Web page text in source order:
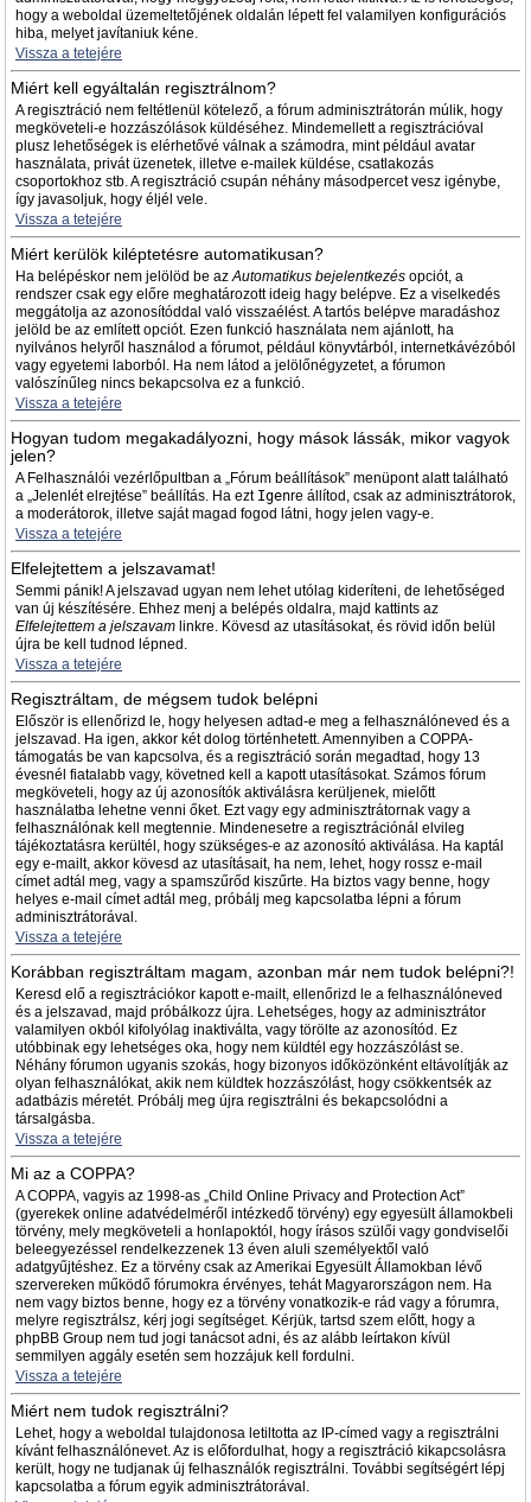
hogy a weboldal üzemeltetőjének oldalán lépett fel valamilyen konfigurációs
hiba, melyet javítaniuk kéne.
Vissza a tetejére
Miért kell egyáltalán regisztrálnom?
A regisztráció nem feltétlenül kötelező, a fórum adminisztrátorán múlik, hogy
megköveteli-e hozzászólások küldéséhez. Mindemellett a regisztrációval
plusz lehetőségek is elérhetővé válnak a számodra, mint például avatar
használata, privát üzenetek, illetve e-mailek küldése, csatlakozás
csoportokhoz stb. A regisztráció csupán néhány másodpercet vesz igénybe,
így javasoljuk, hogy éljél vele.
Vissza a tetejére
Miért kerülök kiléptetésre automatikusan?
Ha belépéskor nem jelölöd be azAutomatikus bejelentkezés opciót, a
rendszer csak egy előre meghatározott ideig hagy belépve. Ez a viselkedés
meggátolja az azonosítóddal való visszaélést. A tartós belépve maradáshoz
jelöld be az említett opciót. Ezen funkció használata nem ajánlott, ha
nyilvános helyről használod a fórumot, például könyvtárból, internetkávézóból
vagy egyetemi laborból. Ha nem látod a jelölőnégyzetet, a fórumon
valószínűleg nincs bekapcsolva ez a funkció.
Vissza a tetejére
Hogyan tudom megakadályozni, hogy mások lássák, mikor vagyok
jelen?
A Felhasználói vezérlőpultban a „Fórum beállítások” menüpont alatt található
a „Jelenlét elrejtése” beállítás. Ha ezt Igenre állítod, csak az adminisztrátorok,
a moderátorok, illetve saját magad fogod látni, hogy jelen vagy-e.
Vissza a tetejére
Elfelejtettem a jelszavamat!
Semmi pánik! A jelszavad ugyan nem lehet utólag kideríteni, de lehetőséged
van új készítésére. Ehhez menj a belépés oldalra, majd kattints az
Elfelejtettem a jelszavam linkre. Kövesd az utasításokat, és rövid időn belül
újra be kell tudnod lépned.
Vissza a tetejére
Regisztráltam, de mégsem tudok belépni
Először is ellenőrizd le, hogy helyesen adtad-e meg a felhasználóneved és a
jelszavad. Ha igen, akkor két dolog történhetett. Amennyiben a COPPA-
támogatás be van kapcsolva, és a regisztráció során megadtad, hogy 13
évesnél fiatalabb vagy, követned kell a kapott utasításokat. Számos fórum
megköveteli, hogy az új azonosítók aktiválásra kerüljenek, mielőtt
használatba lehetne venni őket. Ezt vagy egy adminisztrátornak vagy a
felhasználónak kell megtennie. Mindenesetre a regisztrációnál elvileg
tájékoztatásra kerültél, hogy szükséges-e az azonosító aktiválása. Ha kaptál
egy e-mailt, akkor kövesd az utasításait, ha nem, lehet, hogy rossz e-mail
címet adtál meg, vagy a spamszűrőd kiszűrte. Ha biztos vagy benne, hogy
helyes e-mail címet adtál meg, próbálj meg kapcsolatba lépni a fórum
adminisztrátorával.
Vissza a tetejére
Korábban regisztráltam magam, azonban már nem tudok belépni?!
Keresd elő a regisztrációkor kapott e-mailt, ellenőrizd le a felhasználóneved
és a jelszavad, majd próbálkozz újra. Lehetséges, hogy az adminisztrátor
valamilyen okból kifolyólag inaktiválta, vagy törölte az azonosítód. Ez
utóbbinak egy lehetséges oka, hogy nem küldtél egy hozzászólást se.
Néhány fórumon ugyanis szokás, hogy bizonyos időközönként eltávolítják az
olyan felhasználókat, akik nem küldtek hozzászólást, hogy csökkentsék az
adatbázis méretét. Próbálj meg újra regisztrálni és bekapcsolódni a
társalgásba.
Vissza a tetejére
Mi az a COPPA?
A COPPA, vagyis az 1998-as „Child Online Privacy and Protection Act”
(gyerekek online adatvédelméről intézkedő törvény) egy egyesült államokbeli
törvény, mely megköveteli a honlapoktól, hogy írásos szülői vagy gondviselői
beleegyezéssel rendelkezzenek 13 éven aluli személyektől való
adatgyűjtéshez. Ez a törvény csak az Amerikai Egyesült Államokban lévő
szervereken működő fórumokra érvényes, tehát Magyarországon nem. Ha
nem vagy biztos benne, hogy ez a törvény vonatkozik-e rád vagy a fórumra,
melyre regisztrálsz, kérj jogi segítséget. Kérjük, tartsd szem előtt, hogy a
phpBB Group nem tud jogi tanácsot adni, és az alább leírtakon kívül
semmilyen aggály esetén sem hozzájuk kell fordulni.
Vissza a tetejére
Miért nem tudok regisztrálni?
Lehet, hogy a weboldal tulajdonosa letiltotta az IP-címed vagy a regisztrálni
kívánt felhasználónevet. Az is előfordulhat, hogy a regisztráció kikapcsolásra
került, hogy ne tudjanak új felhasználók regisztrálni. További segítségért lépj
kapcsolatba a fórum egyik adminisztrátorával.